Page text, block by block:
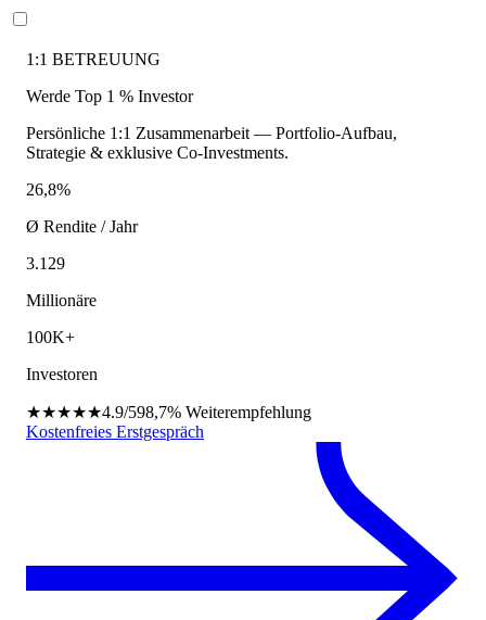
1:1 BETREUUNG
Werde Top 1 % Investor
Persönliche 1:1 Zusammenarbeit — Portfolio-Aufbau,
Strategie & exklusive Co-Investments.
26,8%
Ø Rendite / Jahr
3.129
Millionäre
100K+
Investoren
★★★★★4.9/598,7% Weiterempfehlung
Kostenfreies Erstgespräch